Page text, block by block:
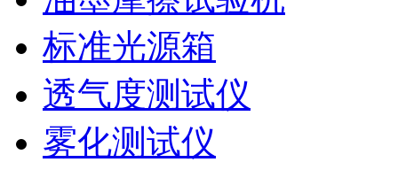
标准光源箱
透气度测试仪
雾化测试仪